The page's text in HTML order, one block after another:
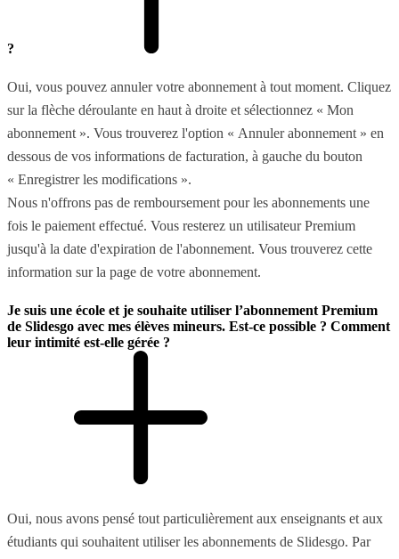
?
Oui, vous pouvez annuler votre abonnement à tout moment. Cliquez
sur la flèche déroulante en haut à droite et sélectionnez « Mon
abonnement ». Vous trouverez l'option « Annuler abonnement » en
dessous de vos informations de facturation, à gauche du bouton
« Enregistrer les modifications ».
Nous n'offrons pas de remboursement pour les abonnements une
fois le paiement effectué. Vous resterez un utilisateur Premium
jusqu'à la date d'expiration de l'abonnement. Vous trouverez cette
information sur la page de votre abonnement.
Je suis une école et je souhaite utiliser l’abonnement Premium
de Slidesgo avec mes élèves mineurs. Est-ce possible ? Comment
leur intimité est-elle gérée ?
Oui, nous avons pensé tout particulièrement aux enseignants et aux
étudiants qui souhaitent utiliser les abonnements de Slidesgo. Par